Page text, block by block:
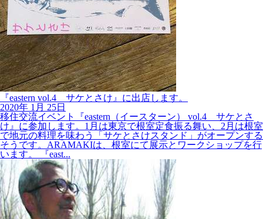
『eastern vol.4 サケとさけ』に出店します。
2020年 1月 25日
移住交流イベント『eastern（イースターン） vol.4 サケとさ
け』に参加します。1月は東京で根室定食振る舞い、2月は根室
で地元の料理を味わう「サケとさけスタンド」がオープンする
そうです。ARAMAKIは、根室にて展示とワークショップを行
います。 『east...